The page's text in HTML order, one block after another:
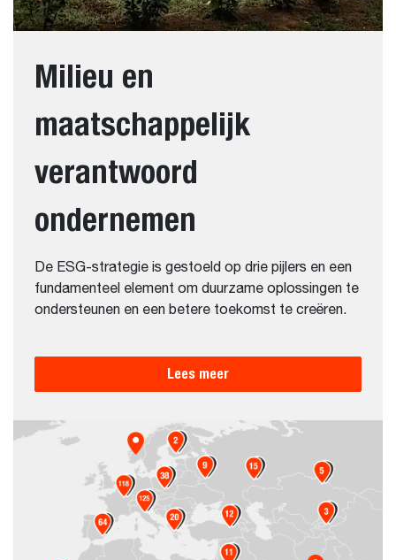
Milieu en
maatschappelijk
verantwoord
ondernemen
De ESG-strategie is gestoeld op drie pijlers en een
fundamenteel element om duurzame oplossingen te
ondersteunen en een betere toekomst te creëren.
Lees meer